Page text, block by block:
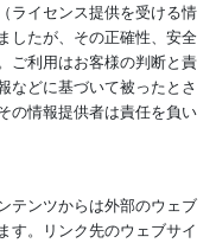
ライセンス提供を受ける情
したが、その正確性、安全
ご利用はお客様の判断と責
などに基づいて被ったとさ
の情報提供者は責任を負い
テンツからは外部のウェブ
す。リンク先のウェブサイ